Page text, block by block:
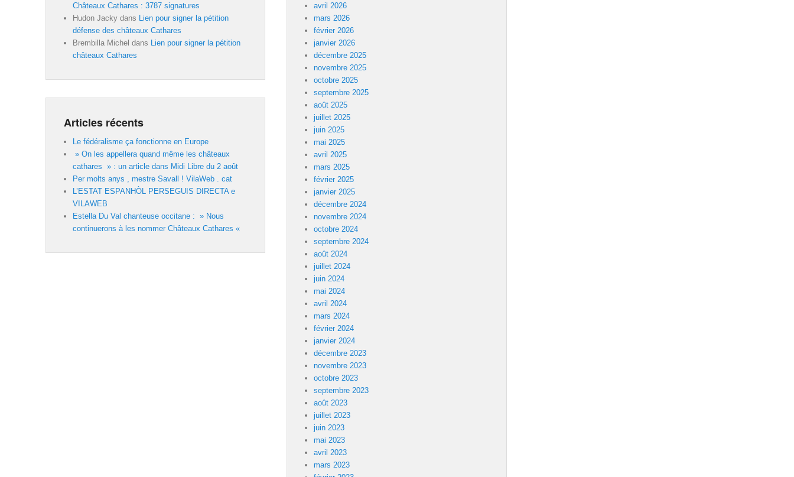
Châteaux Cathares : 3787 signatures
Hudon Jacky dans Lien pour signer la pétition
défense des châteaux Cathares
Brembilla Michel dans Lien pour signer la pétition
châteaux Cathares
Articles récents
Le fédéralisme ça fonctionne en Europe
» On les appellera quand même les châteaux
cathares » : un article dans Midi Libre du 2 août
Per molts anys , mestre Savall ! VilaWeb . cat
L’ESTAT ESPANHÒL PERSEGUIS DIRECTA e
VILAWEB
Estella Du Val chanteuse occitane : » Nous
continuerons à les nommer Châteaux Cathares «
avril 2026
mars 2026
février 2026
janvier 2026
décembre 2025
novembre 2025
octobre 2025
septembre 2025
août 2025
juillet 2025
juin 2025
mai 2025
avril 2025
mars 2025
février 2025
janvier 2025
décembre 2024
novembre 2024
octobre 2024
septembre 2024
août 2024
juillet 2024
juin 2024
mai 2024
avril 2024
mars 2024
février 2024
janvier 2024
décembre 2023
novembre 2023
octobre 2023
septembre 2023
août 2023
juillet 2023
juin 2023
mai 2023
avril 2023
mars 2023